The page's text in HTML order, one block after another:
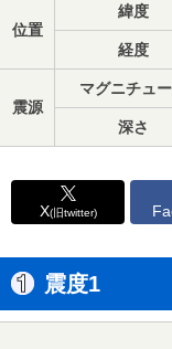
位置
緯度
経度
震源
マグニチュ
深さ
X(旧twitter)
震度1